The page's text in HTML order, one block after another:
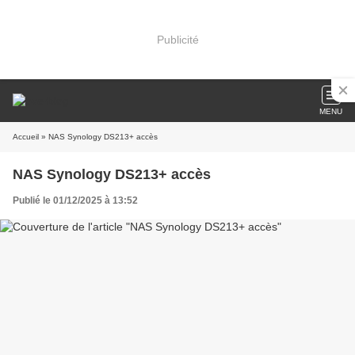
Publicité
MENU
Accueil » NAS Synology DS213+ accès
NAS Synology DS213+ accès
Publié le 01/12/2025 à 13:52